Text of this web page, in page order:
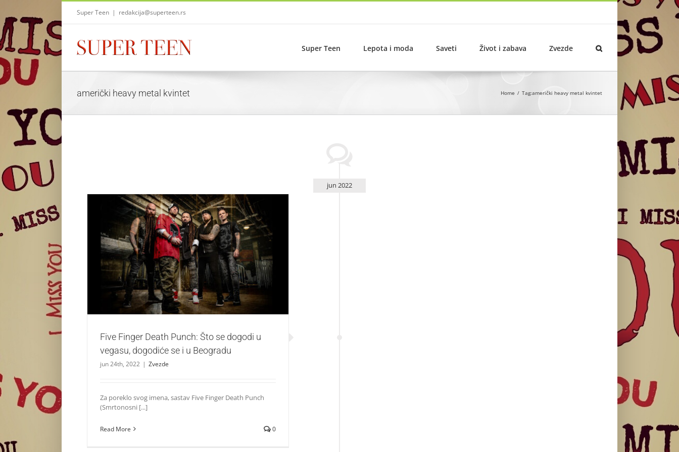
content
Super Teen | redakcija@superteen.rs
Super Teen Lepota i moda Saveti Život i zabava Zvezde
američki heavy metal kvintet Home Tag:američki heavy metal kvintet
jun 2022
Five Finger Death Punch: Što se dogodi u vegasu, dogodiće
se i u Beogradu
Zvezde
Five Finger Death Punch: Što se dogodi u
vegasu, dogodiće se i u Beogradu
jun 24th, 2022 | Zvezde
Za poreklo svog imena, sastav Five Finger Death Punch
(Smrtonosni [...]
Read More 0